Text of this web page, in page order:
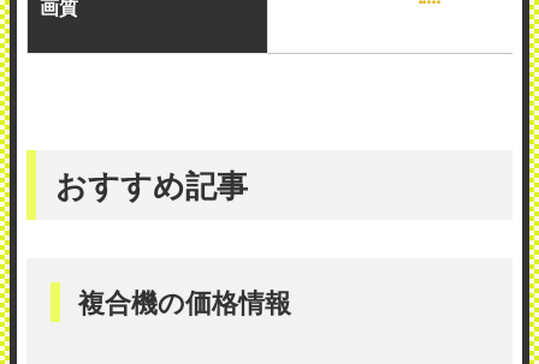
画質
おすすめ記事
複合機の価格情報